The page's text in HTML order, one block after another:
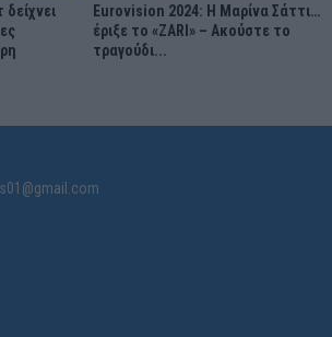
Eurovision 2024: Η Μαρίνα Σάττι…
έριξε το «ZARI» – Ακούστε το
τραγούδι...